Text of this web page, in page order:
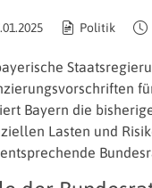
Politik
Bayern die
Lasten und